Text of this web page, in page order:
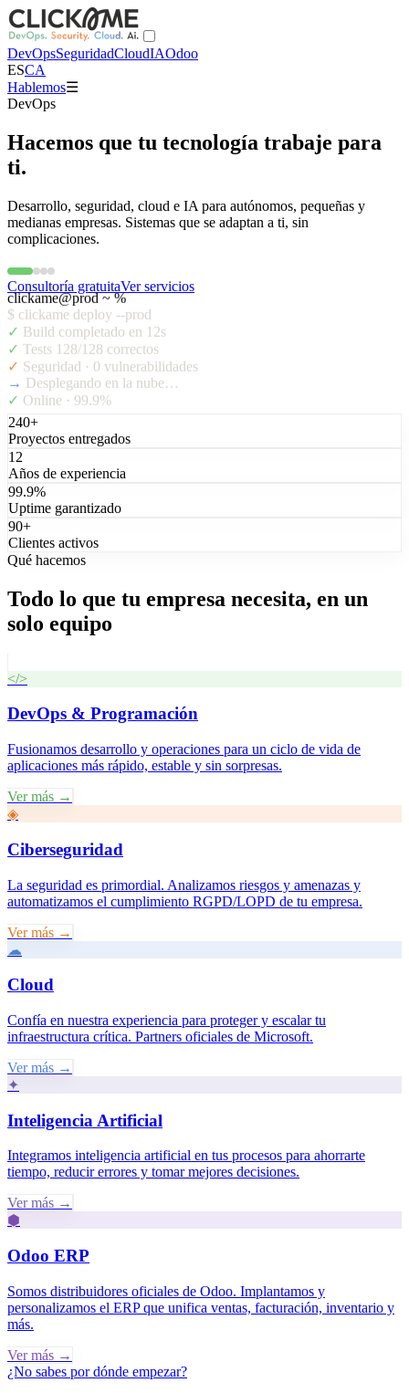
DevOpsSeguridadCloudIAOdoo
ESCA
Hablemos☰
DevOps
Hacemos que tu tecnología trabaje para
ti.
Desarrollo, seguridad, cloud e IA para autónomos, pequeñas y
medianas empresas. Sistemas que se adaptan a ti, sin
complicaciones.
Consultoría gratuitaVer servicios
clickame@prod ~ %
$ clickame deploy --prod
✓ Build completado en 12s
✓ Tests 128/128 correctos
✓ Seguridad · 0 vulnerabilidades
→
Desplegando en la nube…
✓ Online · 99.9% uptime
240+
Proyectos entregados
12
Años de experiencia
99.9%
Uptime garantizado
90+
Clientes activos
Qué hacemos
Todo lo que tu empresa necesita, en un
solo equipo
</>
DevOps & Programación
Fusionamos desarrollo y operaciones para un ciclo de vida de
aplicaciones más rápido, estable y sin sorpresas.
Ver más →
◈
Ciberseguridad
La seguridad es primordial. Analizamos riesgos y amenazas y
automatizamos el cumplimiento RGPD/LOPD de tu empresa.
Ver más →
☁
Cloud
Confía en nuestra experiencia para proteger y escalar tu
infraestructura crítica. Partners oficiales de Microsoft.
Ver más →
✦
Inteligencia Artificial
Integramos inteligencia artificial en tus procesos para ahorrarte
tiempo, reducir errores y tomar mejores decisiones.
Ver más →
⬢
Odoo ERP
Somos distribuidores oficiales de Odoo. Implantamos y
personalizamos el ERP que unifica ventas, facturación, inventario y
más.
Ver más →
¿No sabes por dónde empezar?